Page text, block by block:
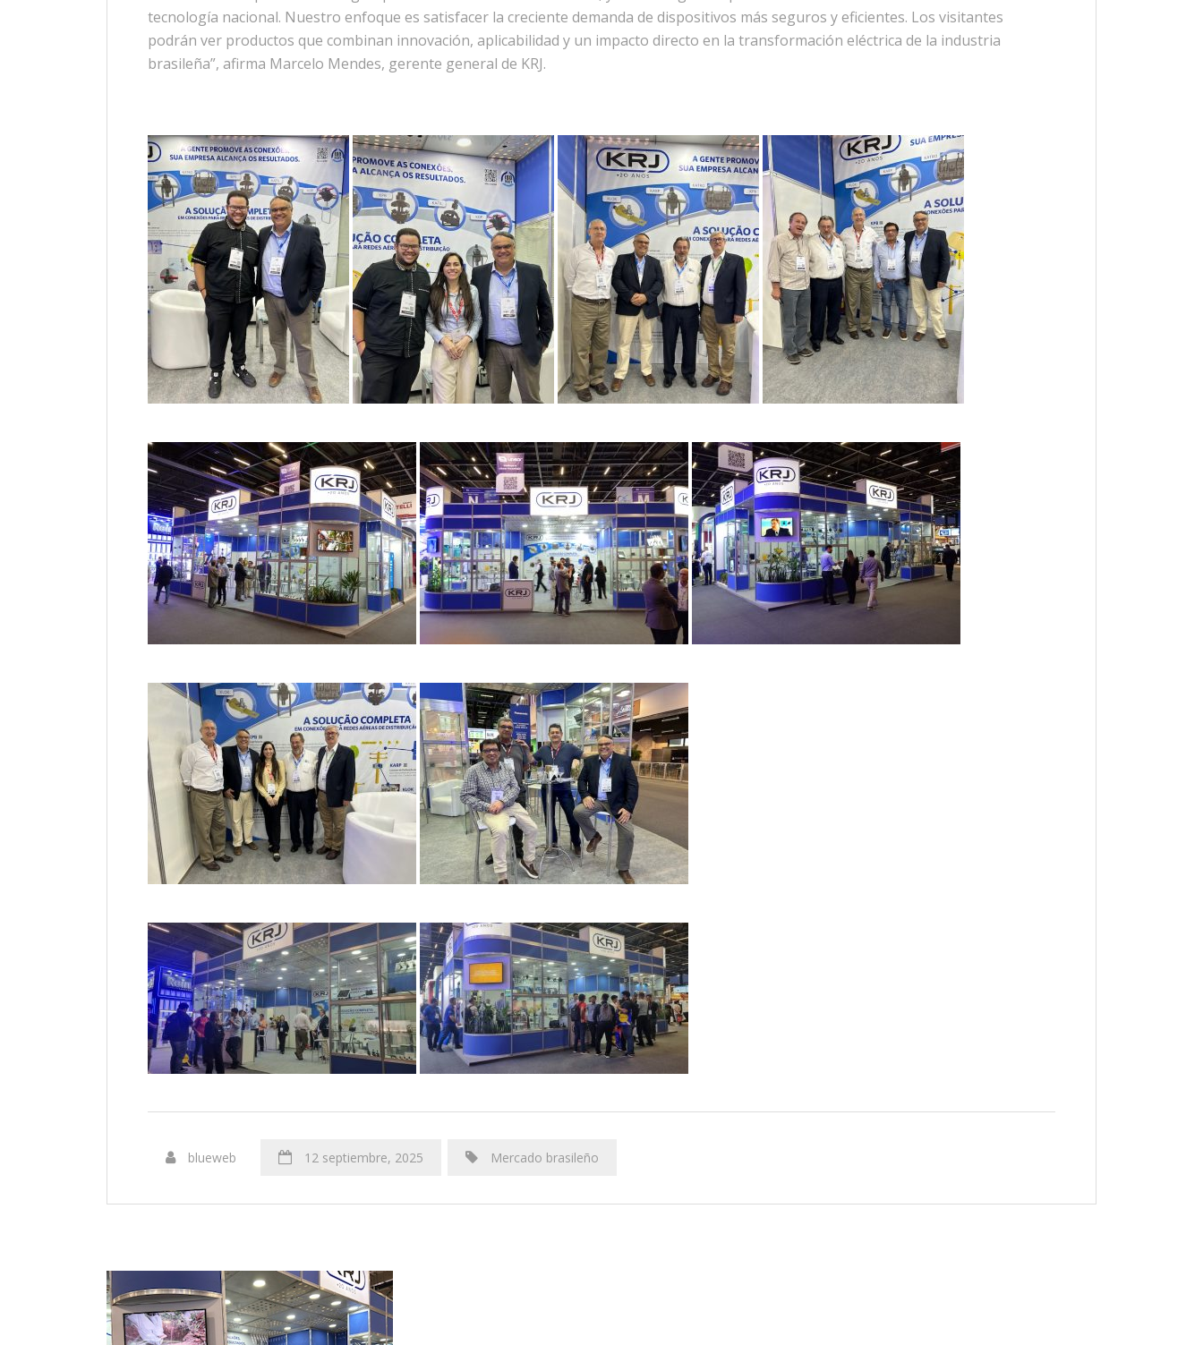
tecnología nacional. Nuestro enfoque es satisfacer la creciente demanda de dispositivos más seguros y eficientes. Los visitantes
podrán ver productos que combinan innovación, aplicabilidad y un impacto directo en la transformación eléctrica de la industria
brasileña”, afirma Marcelo Mendes, gerente general de KRJ.
blueweb 12 septiembre, 2025 Mercado brasileño